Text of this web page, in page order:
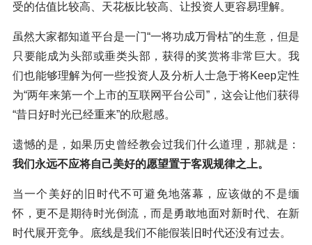
受的估值比较高、天花板比较高、让投资人更容易理解。
虽然大家都知道平台是一门“一将功成万骨枯”的生意，但是
只要能成为头部或垂类头部，获得的奖赏将非常巨大。我
们也能够理解为何一些投资人及分析人士急于将Keep定性
为“两年来第一个上市的互联网平台公司”，这会让他们获得
“昔日好时光已经重来”的欣慰感。
遗憾的是，如果历史曾经教会过我们什么道理，那就是：
我们永远不应将自己美好的愿望置于客观规律之上。
当一个美好的旧时代不可避免地落幕，应该做的不是缅
怀，更不是期待时光倒流，而是勇敢地面对新时代、在新
时代展开竞争。底线是我们不能假装旧时代还没有过去。